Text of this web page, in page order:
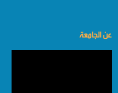
عن الجامعة